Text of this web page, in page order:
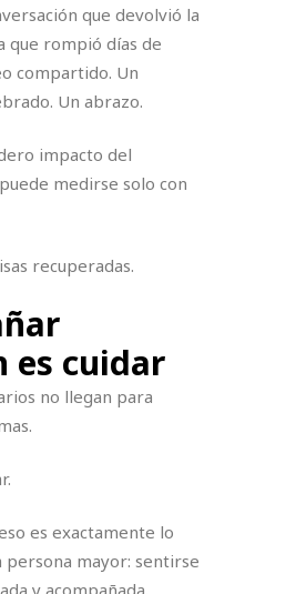
que devolvió la
que rompió días de
compartido. Un
Un abrazo.
impacto del
medirse solo con
recuperadas.
es cuidar
no llegan para
es exactamente lo
persona mayor: sentirse